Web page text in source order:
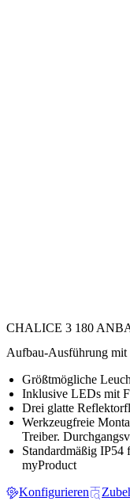
CHALICE 3 180
Aufbau-Ausführung mit
Größtmögliche
Inklusive LEDs mit
Drei glatte
Werkzeugfreie
Treiber.
Standardmäßig
myProduct
Konfigurieren